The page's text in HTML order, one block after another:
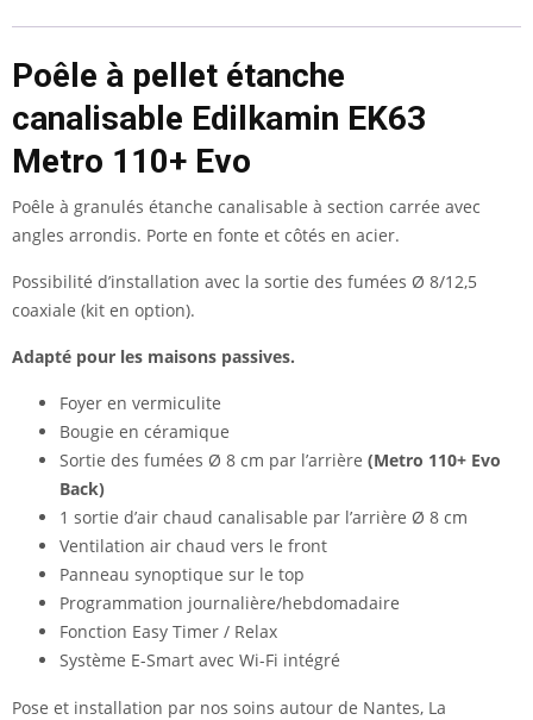
Poêle à pellet étanche
canalisable Edilkamin EK63
Metro 110+ Evo
Poêle à granulés étanche canalisable à section carrée avec
angles arrondis. Porte en fonte et côtés en acier.
Possibilité d’installation avec la sortie des fumées Ø 8/12,5
coaxiale (kit en option).
Adapté pour les maisons passives.
Foyer en vermiculite
Bougie en céramique
Sortie des fumées Ø 8 cm par l’arrière (Metro 110+ Evo
Back)
1 sortie d’air chaud canalisable par l’arrière Ø 8 cm
Ventilation air chaud vers le front
Panneau synoptique sur le top
Programmation journalière/hebdomadaire
Fonction Easy Timer / Relax
Système E-Smart avec Wi-Fi intégré
Pose et installation par nos soins autour de Nantes, La